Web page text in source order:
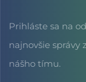
Prihláste sa na
najnovšie správy
nášho tímu.